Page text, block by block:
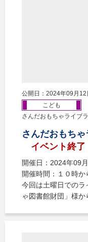
公開日：2024年09月12
こども
さんだおもちゃライブ
さんだおもち
イベント終了
開催日：2024年09
開催時間：１０時か
今回は土曜日でのラ
ゃ図書館財団」様か